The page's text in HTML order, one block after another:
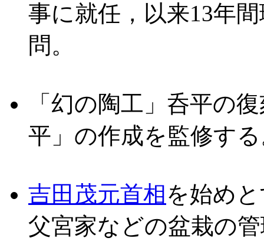
事に就任，以来13年
問。
「幻の陶工」呑平の
平」の作成を監修す
吉田茂元首相を始め
父宮家などの盆栽の